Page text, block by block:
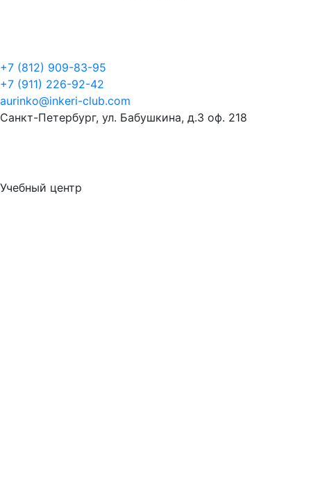
+7 (812) 909-83-95
+7 (911) 226-92-42
aurinko@inkeri-club.com
Санкт-Петербург, ул. Бабушкина, д.3 оф. 218
Учебный центр